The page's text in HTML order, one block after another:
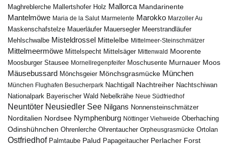
Maghreblerche Mallertshofer Holz Mallorca Mandarinente
Mantelmöwe Maria de la Salut Marmelente Marokko Marzoller Au
Maskenschafstelze Mauerläufer Mauersegler Meerstrandläufer
Mehlschwalbe Misteldrossel Mittelelbe Mittelmeer-Steinschmätzer
Mittelmeermöwe Mittelspecht Mittelsäger Mittenwald Moorente
Moosburger Stausee Mornellregenpfeifer Moschusente Murnauer Moos
Mäusebussard Mönchsgeier Mönchsgrasmücke München
München Flughafen Besucherpark Nachtigall Nachtreiher Nachtschiwan
Nationalpark Bayerischer Wald Nebelkrähe Neue Südfriedhof
Neuntöter Neusiedler See Nilgans Nonnensteinschmätzer
Norditalien Nordsee Nymphenburg Nöttinger Viehweide Oberhaching
Odinshühnchen Ohrenlerche Ohrentaucher Orpheusgrasmücke Ortolan
Ostfriedhof Palmtaube Palud Papageitaucher Perlacher Forst